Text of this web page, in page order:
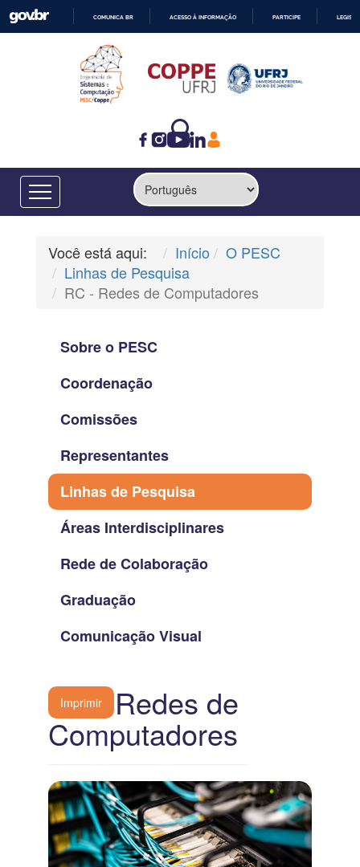
CONTEÚDO
COMUNICA BR ACESSO À INFORMAÇÃO PARTICIPE
Você está aqui: Início
O PESC
Linhas de Pesquisa
RC - Redes de Computadores
Sobre o PESC
Coordenação
Comissões
Representantes
Linhas de Pesquisa
Áreas Interdisciplinares
Rede de Colaboração
Graduação
Comunicação Visual
Imprimir
RC - Redes de
Computadores